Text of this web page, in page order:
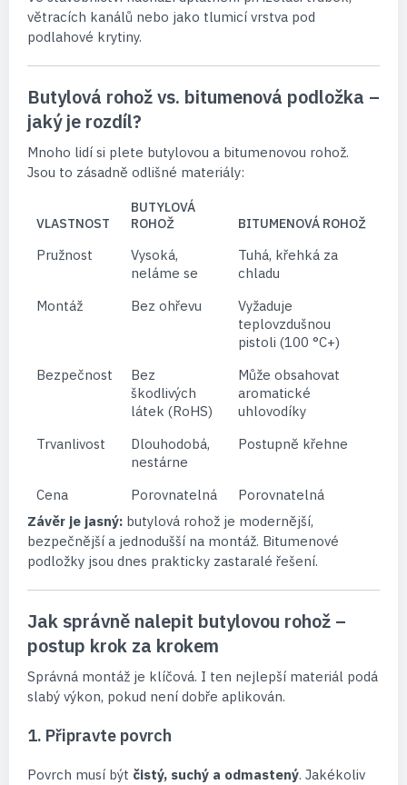
větracích kanálů nebo jako tlumicí vrstva pod
podlahové krytiny.
Butylová rohož vs. bitumenová podložka –
jaký je rozdíl?
Mnoho lidí si plete butylovou a bitumenovou rohož.
Jsou to zásadně odlišné materiály:
VLASTNOST
BUTYLOVÁ
ROHOŽ
BITUMENOVÁ ROHOŽ
Pružnost
Vysoká,
neláme se
Tuhá, křehká za
chladu
Montáž
Bez ohřevu
Vyžaduje
teplovzdušnou
pistoli (100 °C+)
Bezpečnost
Bez
škodlivých
látek (RoHS)
Může obsahovat
aromatické
uhlovodíky
Trvanlivost
Dlouhodobá,
nestárne
Postupně křehne
Cena Porovnatelná
Porovnatelná
Závěr je jasný: butylová rohož je modernější,
bezpečnější a jednodušší na montáž. Bitumenové
podložky jsou dnes prakticky zastaralé řešení.
Jak správně nalepit butylovou rohož –
postup krok za krokem
Správná montáž je klíčová. I ten nejlepší materiál podá
slabý výkon, pokud není dobře aplikován.
1. Připravte povrch
Povrch musí být čistý, suchý a odmastený. Jakékoliv